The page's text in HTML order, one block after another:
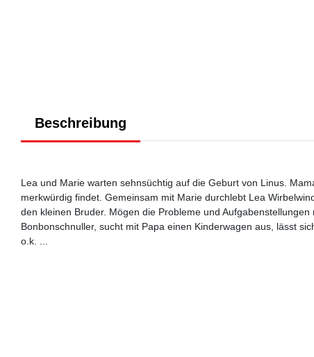
Beschreibung
Lea und Marie warten sehnsüchtig auf die Geburt von Linus.
merkwürdig findet. Gemeinsam mit Marie durchlebt Lea
den kleinen Bruder. Mögen die Probleme und
Bonbonschnuller, sucht mit Papa einen Kinderwagen aus, lässt
o.k. ...